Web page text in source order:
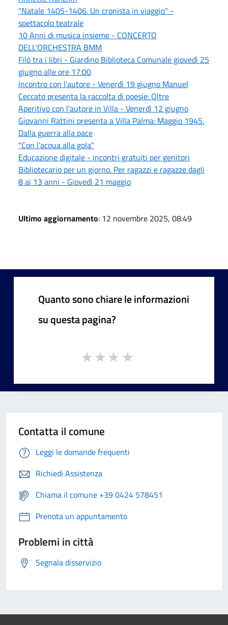
"Natale 1405-1406. Un cronista in viaggio" -
spettacolo teatrale
10 Anni di musica insieme - CONCERTO
DELL'ORCHESTRA BMM
Filò tra i libri - Giardino Biblioteca Comunale giovedì 25
giugno alle ore 17:00
Incontro con l'autore - Venerdì 19 giugno Manuel
Ceccato presenta la raccolta di poesie: Oltre
Aperitivo con l'autore in Villa - Venerdì 12 giugno
Giovanni Rattini presenta a Villa Palma: Maggio 1945.
Dalla guerra alla pace
"Con l'acqua alla gola"
Educazione digitale - incontri gratuiti per genitori
Bibliotecario per un giorno. Per ragazzi e ragazze dagli
8 ai 13 anni - Giovedì 21 maggio
Ultimo aggiornamento: 12 novembre 2025, 08:49
Quanto sono chiare le informazioni
su questa pagina?
Contatta il comune
Leggi le domande frequenti
Richiedi Assistenza
Chiama il comune +39 0424 578451
Prenota un appuntamento
Problemi in città
Segnala disservizio